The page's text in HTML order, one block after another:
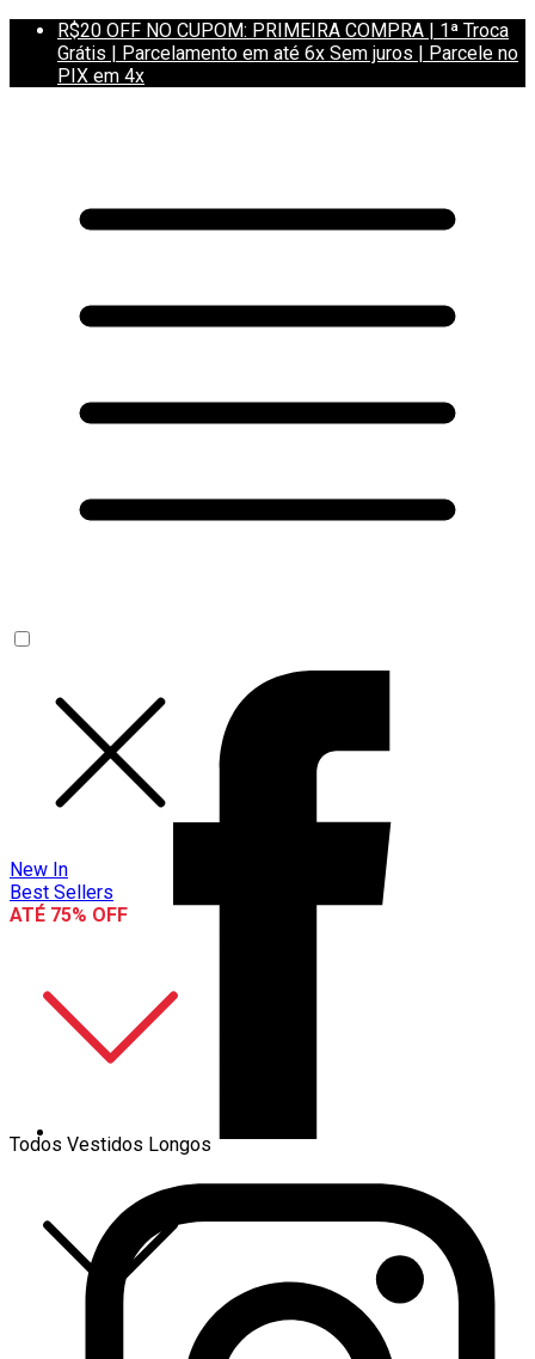
R$20 OFF NO CUPOM: PRIMEIRA COMPRA | 1ª Troca
Grátis | Parcelamento em até 6x Sem juros | Parcele no
PIX em 4x
New In
Best Sellers
ATÉ 75% OFF
Todos Vestidos Longos